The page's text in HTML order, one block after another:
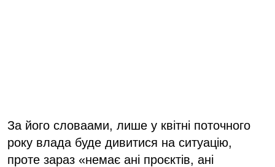
За його словаами, лише у квітні поточного
року влада буде дивитися на ситуацію,
проте зараз «немає ані проєктів, ані